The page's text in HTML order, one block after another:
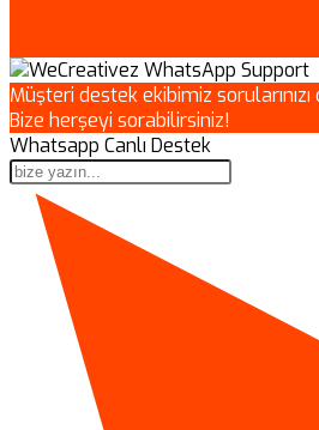
Müşteri destek ekibimiz
Bize herşeyi sorabilirsiniz!
Whatsapp Canlı Destek